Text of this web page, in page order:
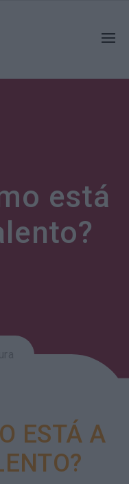
está
ESTÁ A